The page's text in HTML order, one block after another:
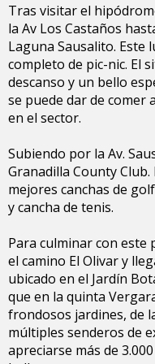
Tras visitar el
la Av Los Castaños
Laguna Sausalito. Este
completo de pic-nic. El
descanso y un bello
se puede dar de comer
en el sector.
Subiendo por la Av.
Granadilla County
mejores canchas de
y cancha de tenis.
Para culminar con este
el camino El Olivar y
ubicado en el Jardín
que en la quinta
frondosos jardines, de
múltiples senderos de
apreciarse más de